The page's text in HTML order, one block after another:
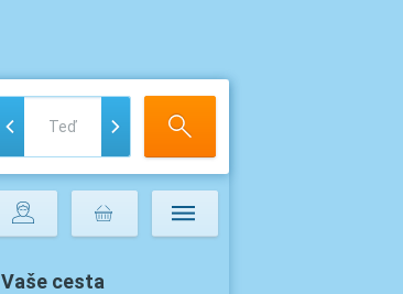
Vaše cesta